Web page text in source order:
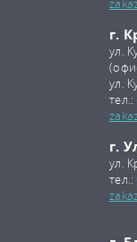
г.
ул.
ул.
тел.:
г.
ул.
тел.: